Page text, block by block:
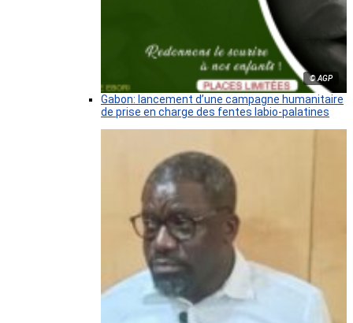
© AGP
Gabon: lancement d’une campagne humanitaire
de prise en charge des fentes labio-palatines